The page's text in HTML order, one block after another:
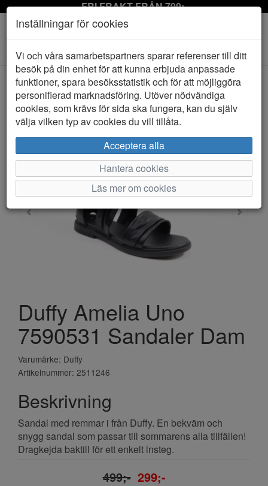
FRI FRAKT FRÅN 799:-
Toggle
navigation
HEM DUFFY
Duffy Amelia Uno
7590531 Sandaler Dam
Varumärke: Duffy
Artikelnummer: 2511246
Beskrivning
Sandal med remmar i från Duffy. En bekväm och
snygg sandal som passar till sommarens alla tillfällen!
Dragkejda baktill för ett enkelt insteg.
499;- 299;-
Inställningar för cookies
Vi och våra samarbetspartners sparar referenser till ditt
besök på din enhet för att kunna erbjuda anpassade
funktioner, spara besöksstatistik och för att möjliggöra
personifierad marknadsföring. Utöver nödvändiga
cookies, som krävs för sida ska fungera, kan du själv
välja vilken typ av cookies du vill tillåta.
Acceptera alla
Hantera cookies
Läs mer om cookies